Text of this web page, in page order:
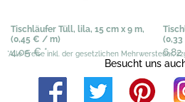
Tischläufer Tüll, lila, 15 cm x 9 m,
(0,45 € / m)
4,05 €*
*Alle Preise inkl. der gesetzlichen Mehrwersteuer,
Besucht uns